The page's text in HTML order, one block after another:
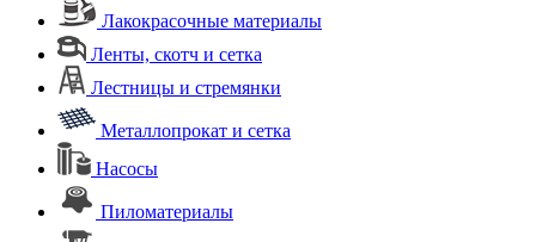
Лакокрасочные материалы
Ленты, скотч и сетка
Лестницы и стремянки
Металлопрокат и сетка
Насосы
Пиломатериалы